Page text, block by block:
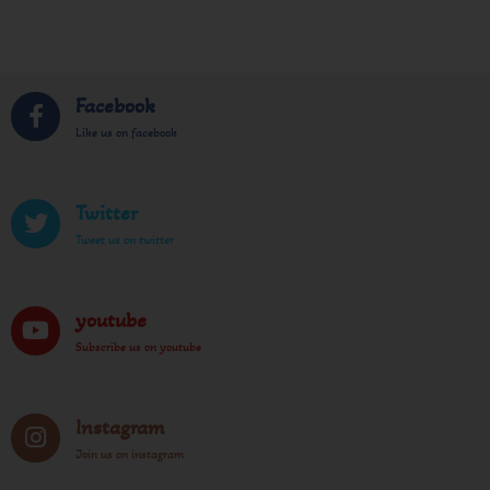
Facebook
Like us on facebook
Twitter
Tweet us on twitter
youtube
Subscribe us on youtube
Instagram
Join us on instagram